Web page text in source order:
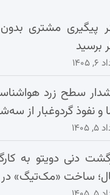
پیگیری مشتری
برسید
سطح زرد
و نفوذ گردوغبار از
ساخت «مک‌تیگ» در